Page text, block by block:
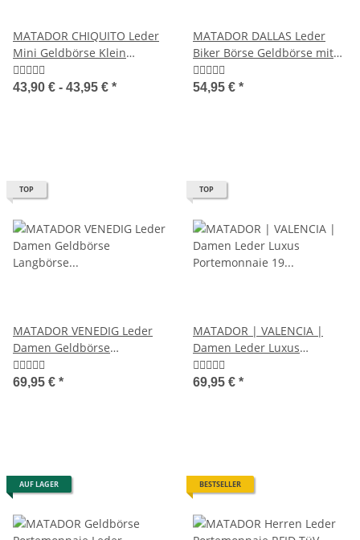
MATADOR CHIQUITO Leder
Mini Geldbörse Klein
Damen Herren RFID
43,90 € - 43,95 € *
MATADOR DALLAS Leder
Biker Börse Geldbörse mit
Kette RFID Quer
54,95 € *
TOP
MATADOR VENEDIG Leder
Damen Geldbörse
Langbörse RFID 18 Farben
69,95 € *
TOP
MATADOR | VALENCIA |
Damen Leder Luxus
Portemonnaie 19 Farben
69,95 € *
AUF LAGER BESTSELLER